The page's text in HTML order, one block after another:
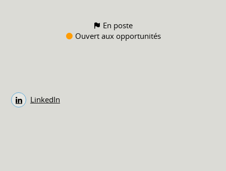
En poste
Ouvert aux opportunités
LinkedIn